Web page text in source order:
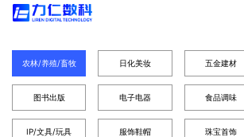
客户的满意是我们最大的
待与您共创成功，见证榜
农林/养殖/畜牧 日化美妆 五金建材
图书出版 电子电器 食品调味
IP/文具/玩具 服饰鞋帽 珠宝首饰